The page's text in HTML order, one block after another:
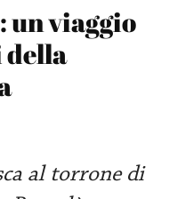
viaggio
della
al torrone di